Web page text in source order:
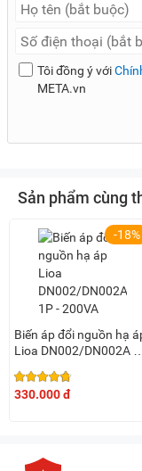
Tôi đồng ý với
META.vn
Sản phẩm cùng
-18%
Biến áp đổi nguồn hạ
Lioa DN002/DN002A 1P
330.000 đ